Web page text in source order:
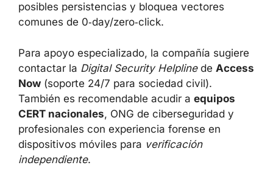
posibles persistencias y bloquea vectores
comunes de 0‑day/zero‑click.
Para apoyo especializado, la compañía sugiere
contactar la Digital Security Helplinede Access
Now (soporte 24/7 para sociedad civil).
También es recomendable acudir a equipos
CERT nacionales, ONG de ciberseguridad y
profesionales con experiencia forense en
dispositivos móviles para verificación
independiente.